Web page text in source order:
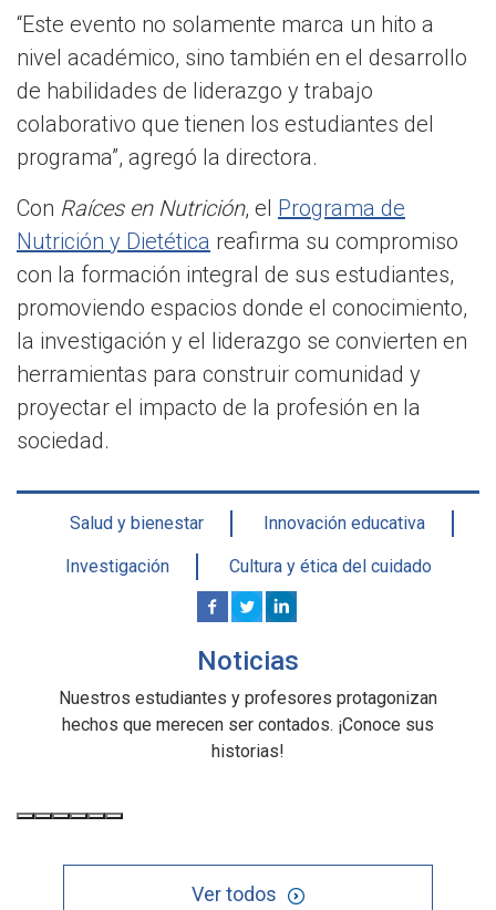
“Este evento no solamente marca un hito a
nivel académico, sino también en el desarrollo
de habilidades de liderazgo y trabajo
colaborativo que tienen los estudiantes del
programa”, agregó la directora.
Con Raíces en Nutrición, el Programa de
Nutrición y Dietética reafirma su compromiso
con la formación integral de sus estudiantes,
promoviendo espacios donde el conocimiento,
la investigación y el liderazgo se convierten en
herramientas para construir comunidad y
proyectar el impacto de la profesión en la
sociedad.
Salud y bienestar Innovación educativa
Investigación Cultura y ética del cuidado
Noticias
Nuestros estudiantes y profesores protagonizan
hechos que merecen ser contados. ¡Conoce sus
historias!
Ver todos